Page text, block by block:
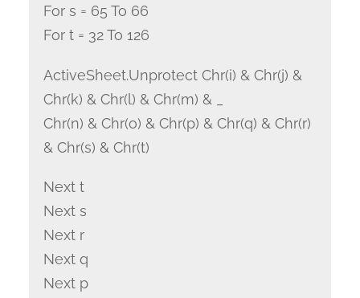
For s = 65 To 66
For t = 32 To 126
ActiveSheet.Unprotect Chr(i) & Chr(j) &
Chr(k) & Chr(l) & Chr(m) & _
Chr(n) & Chr(o) & Chr(p) & Chr(q) & Chr(r)
& Chr(s) & Chr(t)
Next t
Next s
Next r
Next q
Next p